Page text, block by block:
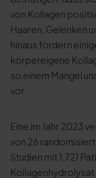
von Kollagen
Haaren, Gelenken
hinaus fördern
körpereigene
so einem Mangel
vor.
Eine im Jahr 2023
von 26
Studien mit 1.721